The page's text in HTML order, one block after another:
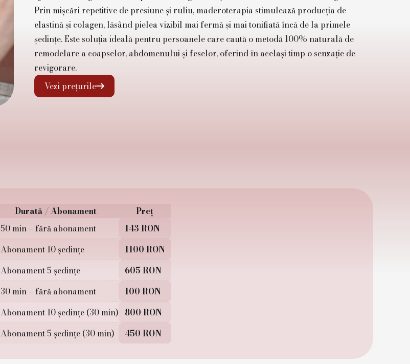
Prin mișcări repetitive de presiune și ruliu, maderoterapia stimulează producția de
elastină și colagen, lăsând pielea vizibil mai fermă și mai tonifiată încă de la primele
ședințe. Este soluția ideală pentru persoanele care caută o metodă 100% naturală de
remodelare a coapselor, abdomenului și feselor, oferind în același timp o senzație de
revigorare.
Vezi prețurile
Durată / Abonament
Preț
50 min – fără abonament
143 RON
Abonament 10 ședințe
1100 RON
Abonament 5 ședințe
605 RON
30 min – fără abonament
100 RON
Abonament 10 ședințe (30 min) 800 RON
Abonament 5 ședințe (30 min)
450 RON